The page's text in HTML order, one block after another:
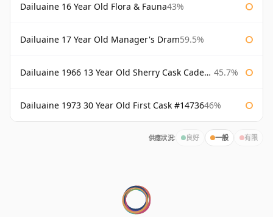
Dailuaine 16 Year Old Flora & Fauna43%
Dailuaine 17 Year Old Manager's Dram59.5%
Dailuaine 1966 13 Year Old Sherry Cask Cadenhead's 45.7%
Dailuaine 1973 30 Year Old First Cask #1473646%
供應狀況: 良好 一般 有限